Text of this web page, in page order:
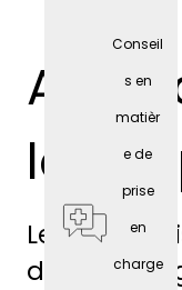
Conseil
s en
matièr
e de
prise
en
charge
les
Les
des